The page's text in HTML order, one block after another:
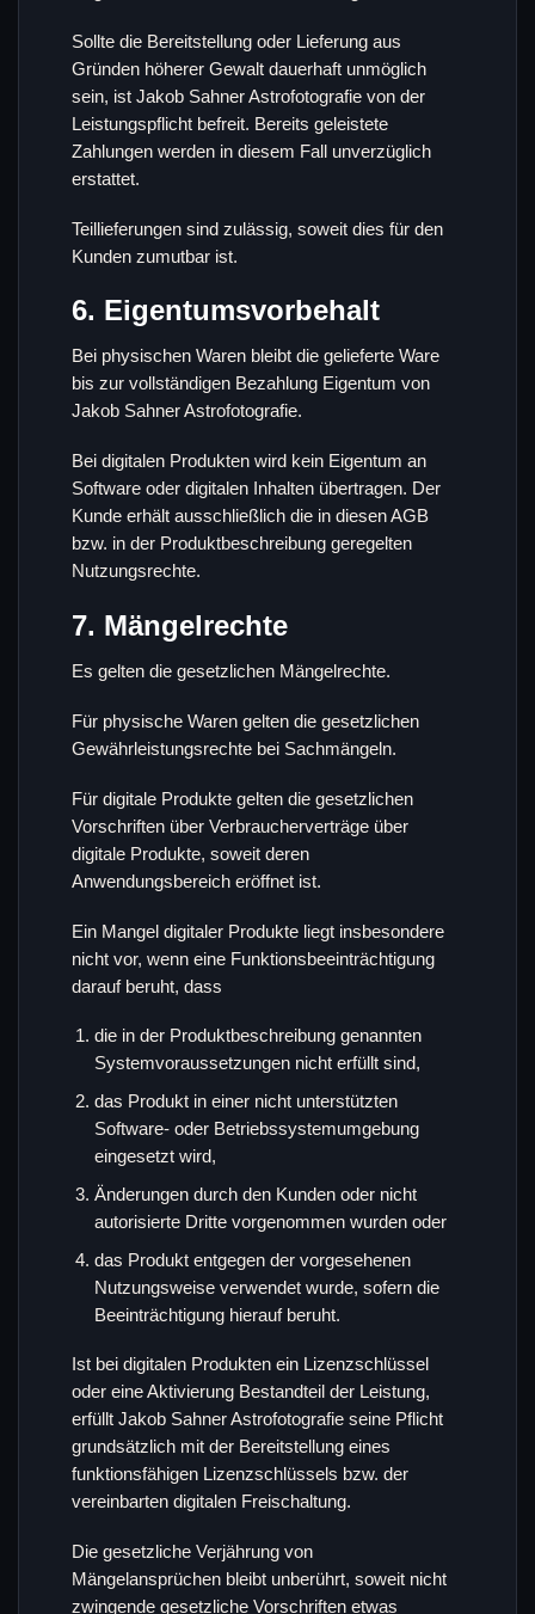
Sollte die Bereitstellung oder Lieferung aus
Gründen höherer Gewalt dauerhaft unmöglich
sein, ist Jakob Sahner Astrofotografie von der
Leistungspflicht befreit. Bereits geleistete
Zahlungen werden in diesem Fall unverzüglich
erstattet.
Teillieferungen sind zulässig, soweit dies für den
Kunden zumutbar ist.
6. Eigentumsvorbehalt
Bei physischen Waren bleibt die gelieferte Ware
bis zur vollständigen Bezahlung Eigentum von
Jakob Sahner Astrofotografie.
Bei digitalen Produkten wird kein Eigentum an
Software oder digitalen Inhalten übertragen. Der
Kunde erhält ausschließlich die in diesen AGB
bzw. in der Produktbeschreibung geregelten
Nutzungsrechte.
7. Mängelrechte
Es gelten die gesetzlichen Mängelrechte.
Für physische Waren gelten die gesetzlichen
Gewährleistungsrechte bei Sachmängeln.
Für digitale Produkte gelten die gesetzlichen
Vorschriften über Verbraucherverträge über
digitale Produkte, soweit deren
Anwendungsbereich eröffnet ist.
Ein Mangel digitaler Produkte liegt insbesondere
nicht vor, wenn eine Funktionsbeeinträchtigung
darauf beruht, dass
die in der Produktbeschreibung genannten
Systemvoraussetzungen nicht erfüllt sind,
das Produkt in einer nicht unterstützten
Software- oder Betriebssystemumgebung
eingesetzt wird,
Änderungen durch den Kunden oder nicht
autorisierte Dritte vorgenommen wurden oder
das Produkt entgegen der vorgesehenen
Nutzungsweise verwendet wurde, sofern die
Beeinträchtigung hierauf beruht.
Ist bei digitalen Produkten ein Lizenzschlüssel
oder eine Aktivierung Bestandteil der Leistung,
erfüllt Jakob Sahner Astrofotografie seine Pflicht
grundsätzlich mit der Bereitstellung eines
funktionsfähigen Lizenzschlüssels bzw. der
vereinbarten digitalen Freischaltung.
Die gesetzliche Verjährung von
Mängelansprüchen bleibt unberührt, soweit nicht
zwingende gesetzliche Vorschriften etwas